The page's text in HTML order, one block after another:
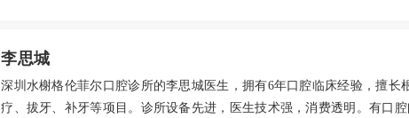
李思城
深圳水榭格伦菲尔口腔诊所的李思城医生，拥有6年口腔临床经验，擅长
疗、拔牙、补牙等项目。诊所设备先进，医生技术强，消费透明。有口